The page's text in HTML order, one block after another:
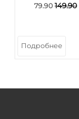
79.90 149.90
Подробнее